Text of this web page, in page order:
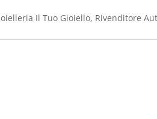
Il Tuo Gioiello, Rivenditore